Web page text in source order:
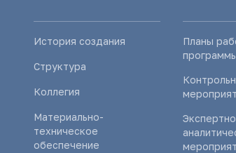
История создания
Структура
Коллегия
Материально-
техническое
обеспечение
Планы